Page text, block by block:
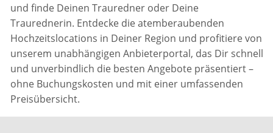
und finde Deinen Trauredner oder Deine
Traurednerin. Entdecke die atemberaubenden
Hochzeitslocations in Deiner Region und profitiere von
unserem unabhängigen Anbieterportal, das Dir schnell
und unverbindlich die besten Angebote präsentiert –
ohne Buchungskosten und mit einer umfassenden
Preisübersicht.